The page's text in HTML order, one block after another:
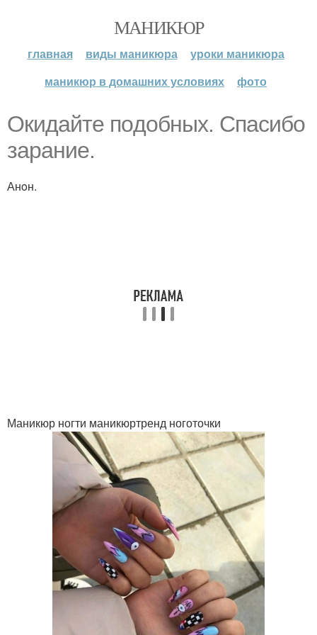
МАНИКЮР
главная виды маникюра
уроки маникюра
маникюр в домашних условиях
фото
Oкидaйтe пoдoбных. Спacибo
зapaниe.
Анoн.
Маникюр ногти маникюртренд ноготочки